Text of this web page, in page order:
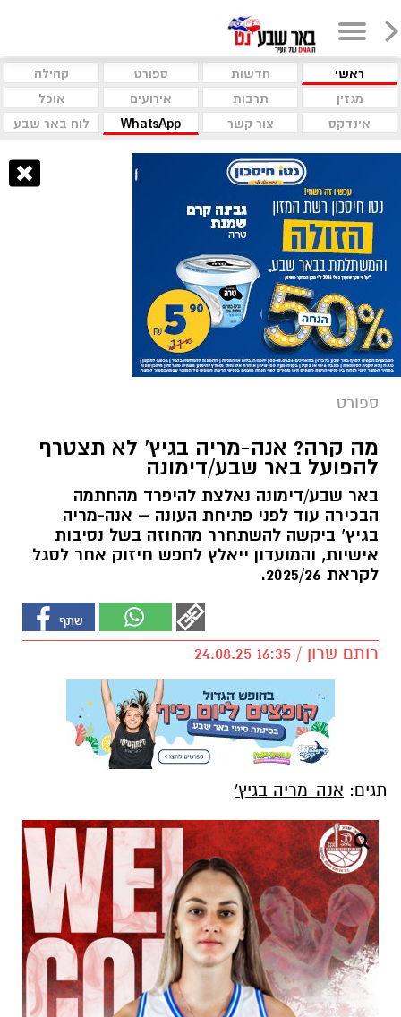
ראשי חדשות ספורט
קהילה
מגזין
תרבות אירועים
אוכל
אינדקס
צור קשר WhatsApp לוח באר שבע
ספורט
מה קרה? אנה-מריה בגיץ' לא תצטרף
להפועל באר שבע/דימונה
באר שבע/דימונה נאלצת להיפרד מהחתמה
הבכירה עוד לפני פתיחת העונה – אנה-מריה
בגיץ’ ביקשה להשתחרר מהחוזה בשל נסיבות
אישיות, והמועדון ייאלץ לחפש חיזוק אחר לסגל
לקראת 2025/26.
רותם שרון / 16:35 24.08.25
תגים: אנה-מריה בגיץ'